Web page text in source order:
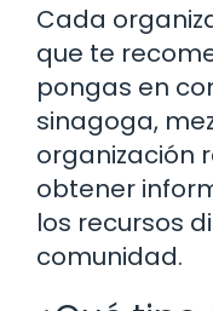
Cada
que te
pongas en
sinagoga,
organización
obtener
los recursos
comunidad.